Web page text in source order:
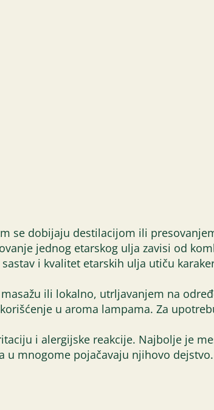
se dobijaju destilacijom ili
jednog etarskog ulja zavisi od
i kvalitet etarskih ulja utiču
ili lokalno, utrljavanjem na
u aroma lampama. Za
i alergijske reakcije. Najbolje je
mnogome pojačavaju njihovo